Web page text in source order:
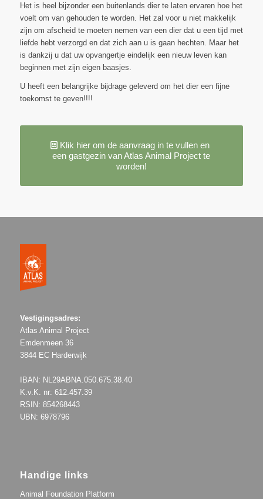
Het is heel bijzonder een buitenlands dier te laten ervaren hoe het
voelt om van gehouden te worden. Het zal voor u niet makkelijk
zijn om afscheid te moeten nemen van een dier dat u een tijd met
liefde hebt verzorgd en dat zich aan u is gaan hechten. Maar het
is dankzij u dat uw opvangertje eindelijk een nieuw leven kan
beginnen met zijn eigen baasjes.
U heeft een belangrijke bijdrage geleverd om het dier een fijne
toekomst te geven!!!!
Klik hier om de aanvraag in te vullen en
een gastgezin van Atlas Animal Project te
worden!
Vestigingsadres:
Atlas Animal Project
Emdenmeen 36
3844 EC Harderwijk
IBAN: NL29ABNA.050.675.38.40
K.v.K. nr: 612.457.39
RSIN: 854268443
UBN: 6978796
Handige links
Animal Foundation Platform